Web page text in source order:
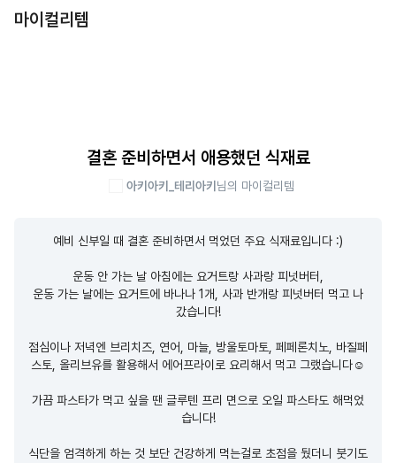
마이컬리템
결혼 준비하면서 애용했던 식재료
아키아키_테리아키 님의 마이컬리템
예비 신부일 때 결혼 준비하면서 먹었던 주요 식재료입니다 :)
운동 안 가는 날 아침에는 요거트랑 사과랑 피넛버터,
운동 가는 날에는 요거트에 바나나 1개, 사과 반개랑 피넛버터 먹고 나
갔습니다!
점심이나 저녁엔 브리치즈, 연어, 마늘, 방울토마토, 페페론치노, 바질페
스토, 올리브유를 활용해서 에어프라이로 요리해서 먹고 그랬습니다☺️
가끔 파스타가 먹고 싶을 땐 글루텐 프리 면으로 오일 파스타도 해먹었
습니다!
식단을 엄격하게 하는 것 보단 건강하게 먹는걸로 초점을 뒀더니 붓기도